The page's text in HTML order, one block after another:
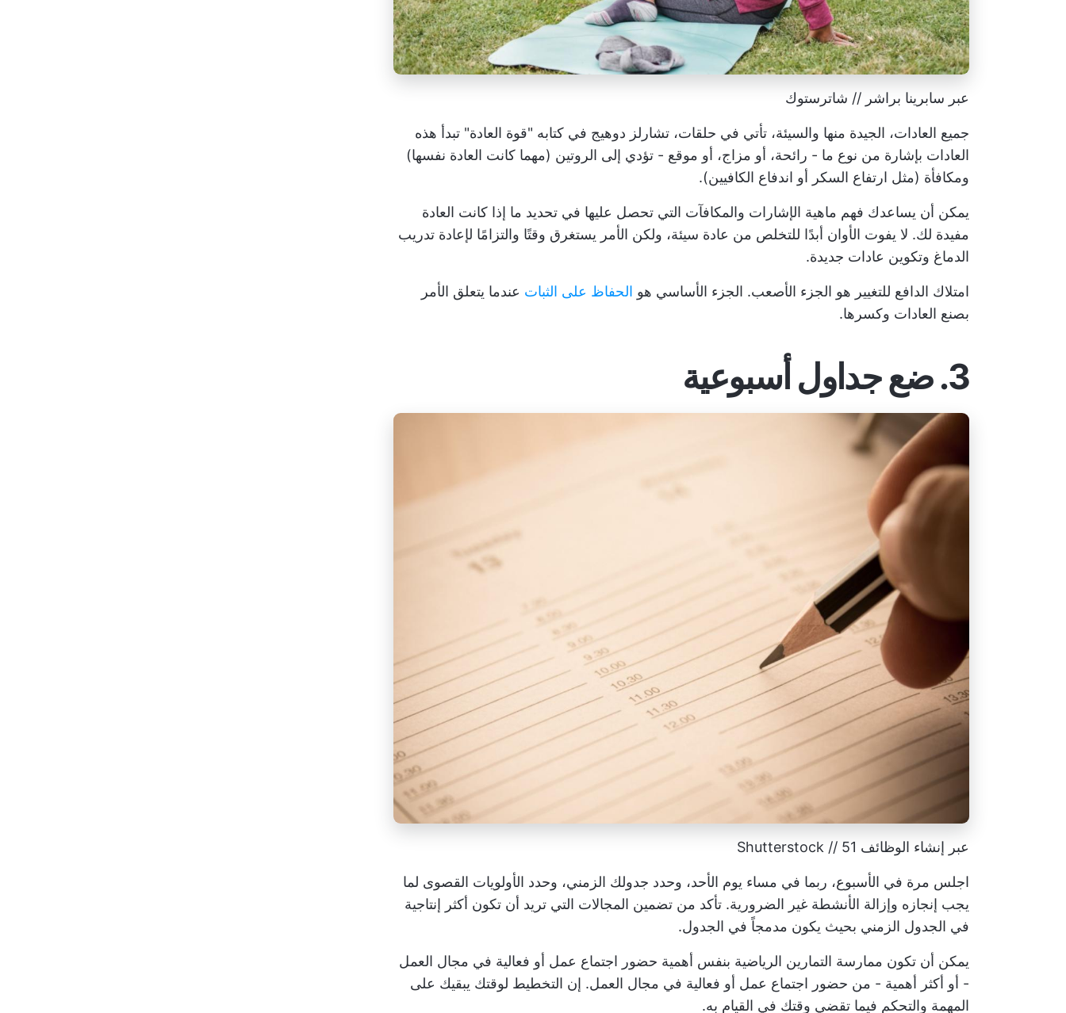
عبر سابرينا براشر // شاترستوك
جميع العادات، الجيدة منها والسيئة، تأتي في حلقات، تشارلز دوهيج في كتابه "قوة العادة" تبدأ هذه
العادات بإشارة من نوع ما - رائحة، أو مزاج، أو موقع - تؤدي إلى الروتين (مهما كانت العادة نفسها)
ومكافأة (مثل ارتفاع السكر أو اندفاع الكافيين).
يمكن أن يساعدك فهم ماهية الإشارات والمكافآت التي تحصل عليها في تحديد ما إذا كانت العادة
مفيدة لك. لا يفوت الأوان أبدًا للتخلص من عادة سيئة، ولكن الأمر يستغرق وقتًا والتزامًا لإعادة تدريب
الدماغ وتكوين عادات جديدة.
امتلاك الدافع للتغيير هو الجزء الأصعب. الجزء الأساسي هو الحفاظ على الثبات عندما يتعلق الأمر
بصنع العادات وكسرها.
3. ضع جداول أسبوعية
عبر إنشاء الوظائف 51 // Shutterstock
اجلس مرة في الأسبوع، ربما في مساء يوم الأحد، وحدد جدولك الزمني، وحدد الأولويات القصوى لما
يجب إنجازه وإزالة الأنشطة غير الضرورية. تأكد من تضمين المجالات التي تريد أن تكون أكثر إنتاجية
في الجدول الزمني بحيث يكون مدمجاً في الجدول.
يمكن أن تكون ممارسة التمارين الرياضية بنفس أهمية حضور اجتماع عمل أو فعالية في مجال العمل
- أو أكثر أهمية - من حضور اجتماع عمل أو فعالية في مجال العمل. إن التخطيط لوقتك يبقيك على
المهمة والتحكم فيما تقضي وقتك في القيام به.